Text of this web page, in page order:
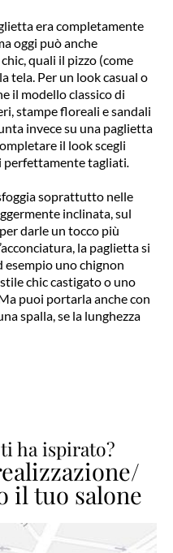
era completamente
oggi può anche
quali il pizzo (come
tela. Per un look casual o
il modello classico di
stampe floreali e sandali
invece su una paglietta
il look scegli
perfettamente tagliati
soprattutto nelle
inclinata, sul
darle un tocco più
la paglietta si
esempio uno chignon
chic castigato o uno
puoi portarla anche con
spalla, se la lunghezza
ha ispirato?
il tuo salone